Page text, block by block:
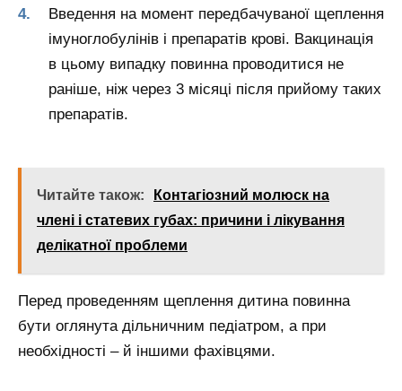
Введення на момент передбачуваної щеплення
імуноглобулінів і препаратів крові. Вакцинація
в цьому випадку повинна проводитися не
раніше, ніж через 3 місяці після прийому таких
препаратів.
Читайте також:
Контагіозний молюск на
члені і статевих губах: причини і лікування
делікатної проблеми
Перед проведенням щеплення дитина повинна
бути оглянута дільничним педіатром, а при
необхідності – й іншими фахівцями.